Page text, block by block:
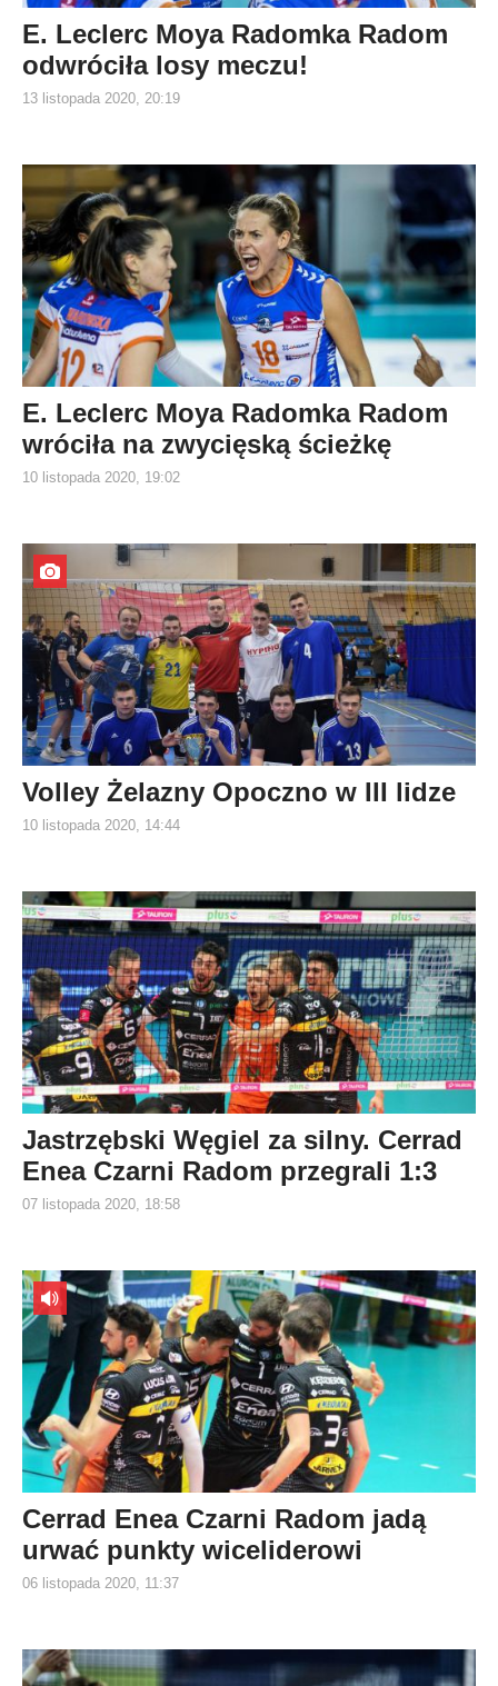
E. Leclerc Moya Radomka Radom
odwróciła losy meczu!
13 listopada 2020, 20:19
E. Leclerc Moya Radomka Radom
wróciła na zwycięską ścieżkę
10 listopada 2020, 19:02
Volley Żelazny Opoczno w III lidze
10 listopada 2020, 14:44
Jastrzębski Węgiel za silny. Cerrad
Enea Czarni Radom przegrali 1:3
07 listopada 2020, 18:58
Cerrad Enea Czarni Radom jadą
urwać punkty wiceliderowi
06 listopada 2020, 11:37